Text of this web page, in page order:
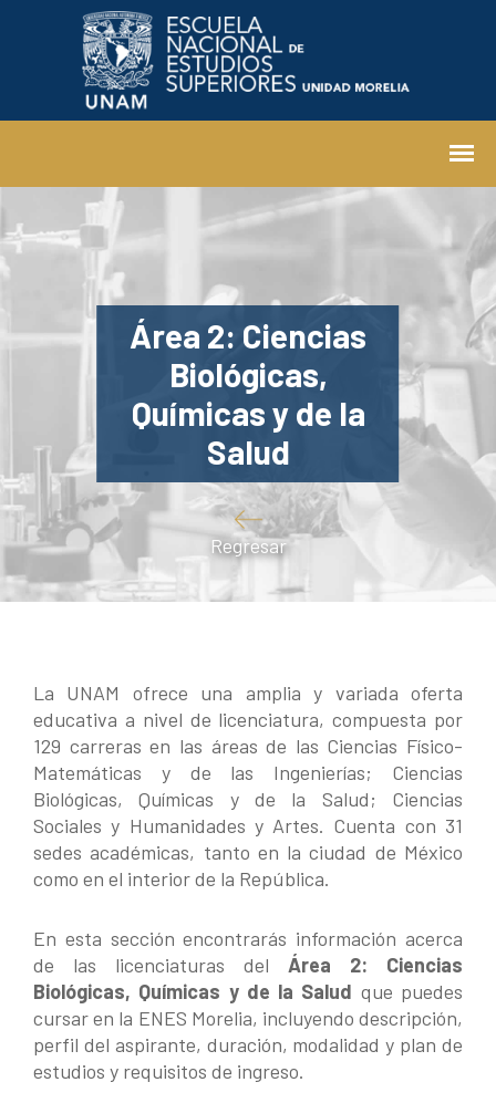
Área 2: Ciencias
Biológicas,
Químicas y de la
Salud
Regresar
La UNAM ofrece una amplia y variada oferta
educativa a nivel de licenciatura, compuesta por
129 carreras en las áreas de las Ciencias Físico-
Matemáticas y de las Ingenierías; Ciencias
Biológicas, Químicas y de la Salud; Ciencias
Sociales y Humanidades y Artes. Cuenta con 31
sedes académicas, tanto en la ciudad de México
como en el interior de la República.
En esta sección encontrarás información acerca
de las licenciaturas del Área 2:
Ciencias
Biológicas, Químicas y de la Salud que puedes
cursar en la ENES Morelia, incluyendo descripción,
perfil del aspirante, duración, modalidad y plan de
estudios y requisitos de ingreso.